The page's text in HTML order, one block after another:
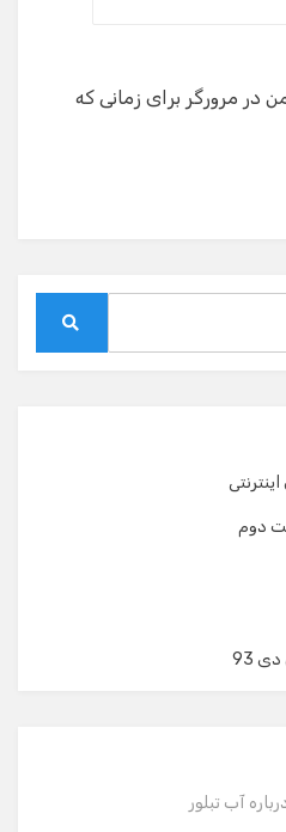
در مرورگر برای زمانی که
دوم
آب تبلور
شماره تماس یا ایمیل خود را